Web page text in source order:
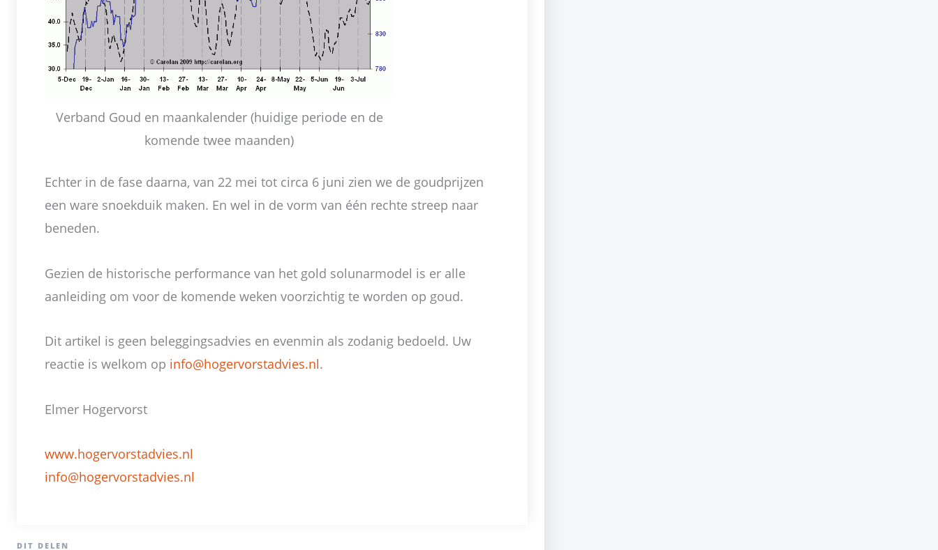
Verband Goud en maankalender (huidige periode en de
komende twee maanden)
Echter in de fase daarna, van 22 mei tot circa 6 juni zien we de goudprijzen
een ware snoekduik maken. En wel in de vorm van één rechte streep naar
beneden.
Gezien de historische performance van het gold solunarmodel is er alle
aanleiding om voor de komende weken voorzichtig te worden op goud.
Dit artikel is geen beleggingsadvies en evenmin als zodanig bedoeld. Uw
reactie is welkom op info@hogervorstadvies.nl.
Elmer Hogervorst
www.hogervorstadvies.nl
info@hogervorstadvies.nl